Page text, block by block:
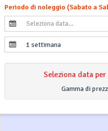
Periodo di noleggio (Sabato a
1 settimana
Seleziona data
Gamma di